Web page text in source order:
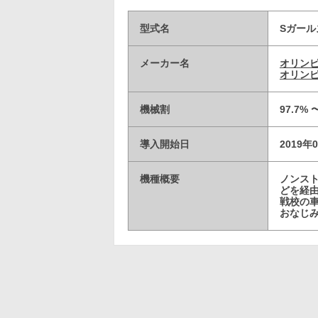
型式名 Sガー
メーカー名
オリン
オリン
機械割 97.7%
導入開始日 2019年
機種概要
ノンス
どを経
戦校の
おなじ